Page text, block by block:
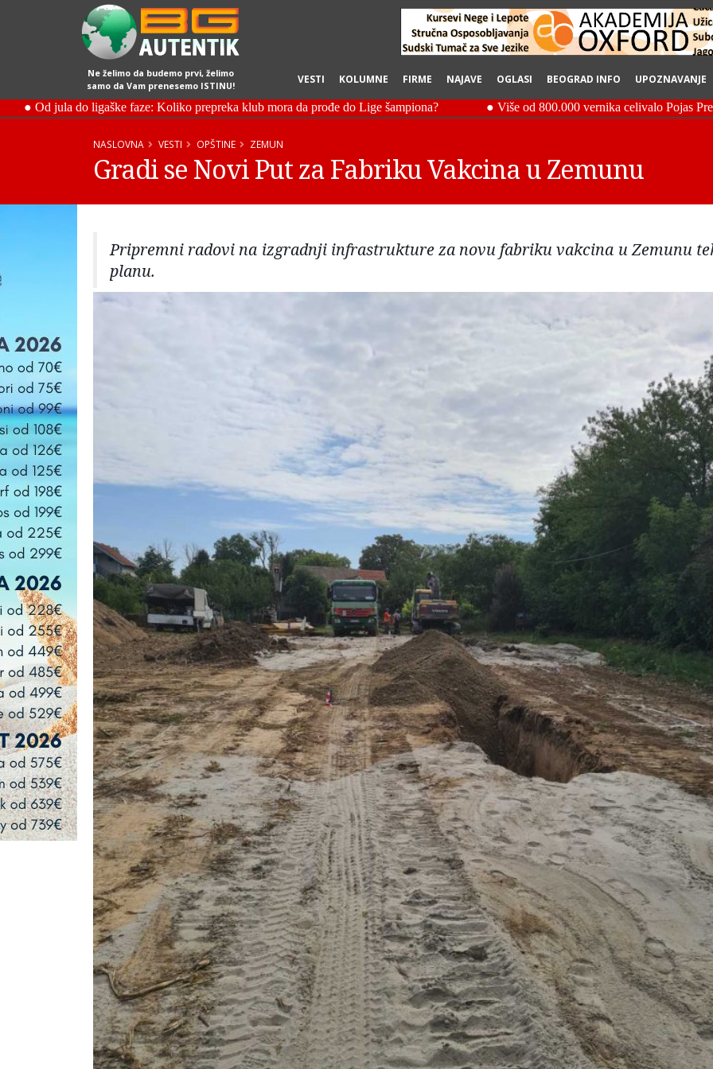
Ne želimo da budemo prvi, želimo
samo da Vam prenesemo ISTINU!
VESTI KOLUMNE FIRME NAJAVE OGLASI BEOGRAD INFO UPOZNAVANJE
NASLOVNA VESTI OPŠTINE ZEMUN
Gradi se Novi Put za Fabriku Vakcina u Zemunu
Pripremni radovi na izgradnji infrastrukture za novu fabriku vakcina u Zemunu
planu.